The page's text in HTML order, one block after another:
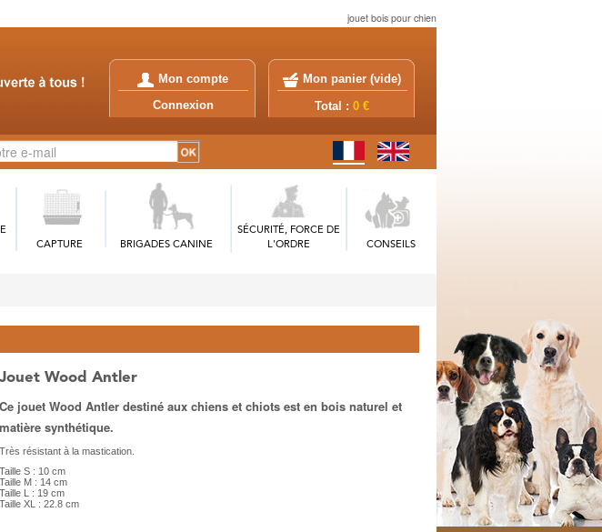
jouet bois pour chien
Mon compte
Connexion
Mon panier (vide)
Total : 0 €
CAPTURE BRIGADES CANINE
SÉCURITÉ, FORCE DE
L'ORDRE
CONSEILS
Jouet Wood Antler
Ce jouet Wood Antler destiné aux chiens et chiots est en bois naturel et
matière synthétique.
Très résistant à la mastication.
Taille S : 10 cm
Taille M : 14 cm
Taille L : 19 cm
Taille XL : 22.8 cm